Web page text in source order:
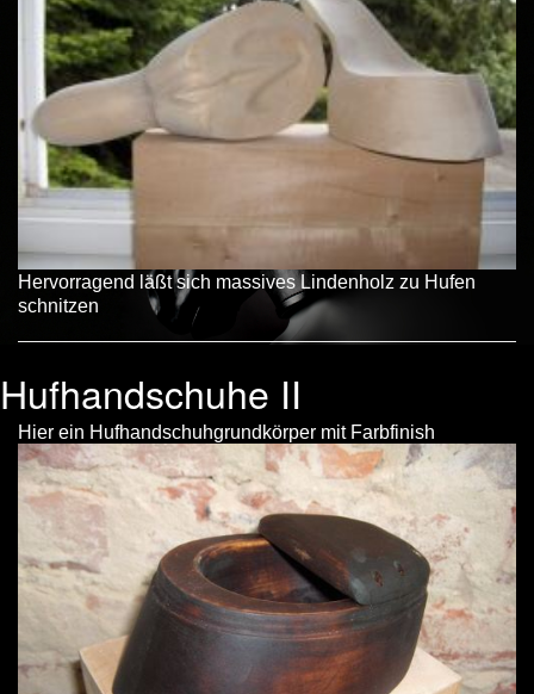
Hervorragend läßt sich massives Lindenholz zu Hufen
schnitzen
Hufhandschuhe II
Hier ein Hufhandschuhgrundkörper mit Farbfinish